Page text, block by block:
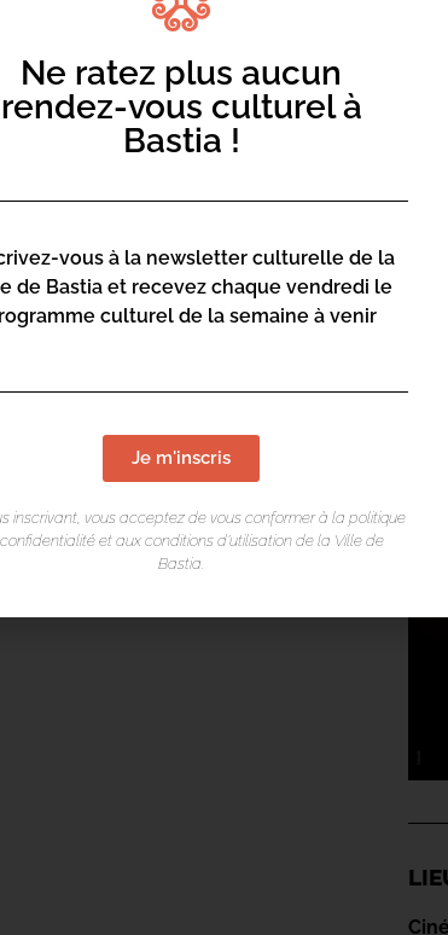
suite à bon nombre de rencontres,
j’ai souhaité donner la parole à
du dernier et plus vieux conflit
si méconnu.
politique déterminante d’un
d’un conflit armé en dépit des
États, ouvre des perspectives
de guerre et d’affrontement qui
Ne ratez plus aucun
rendez-vous culturel à
Bastia !
vous à la newsletter culturelle de la
de Bastia et recevez chaque vendredi le
culturel de la semaine à venir
Je m'inscris
inscrivant, vous acceptez de vous conformer à la politique
et aux conditions d’utilisation de la Ville de
Bastia.